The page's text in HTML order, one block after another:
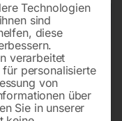
Technologien
sind
diese
verarbeitet
personalisierte
von
über
Sie in unserer